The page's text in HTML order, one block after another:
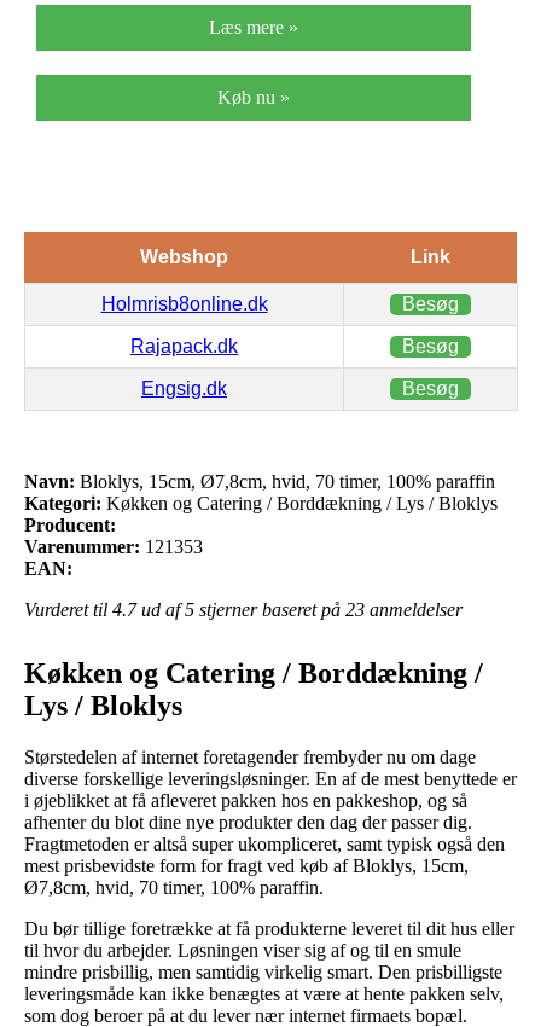
Læs mere »
Køb nu »
Webshop Link
Holmrisb8online.dk Besøg
Rajapack.dk Besøg
Engsig.dk Besøg
Navn: Bloklys, 15cm, Ø7,8cm, hvid, 70 timer, 100% paraffin
Kategori: Køkken og Catering / Borddækning / Lys / Bloklys
Producent:
Varenummer: 121353
EAN:
Vurderet til 4.7ud af 5 stjerner baseret på 23 anmeldelser
Køkken og Catering / Borddækning /
Lys / Bloklys
Størstedelen af internet foretagender frembyder nu om dage
diverse forskellige leveringsløsninger. En af de mest benyttede er
i øjeblikket at få afleveret pakken hos en pakkeshop, og så
afhenter du blot dine nye produkter den dag der passer dig.
Fragtmetoden er altså super ukompliceret, samt typisk også den
mest prisbevidste form for fragt ved køb af Bloklys, 15cm,
Ø7,8cm, hvid, 70 timer, 100% paraffin.
Du bør tillige foretrække at få produkterne leveret til dit hus eller
til hvor du arbejder. Løsningen viser sig af og til en smule
mindre prisbillig, men samtidig virkelig smart. Den prisbilligste
leveringsmåde kan ikke benægtes at være at hente pakken selv,
som dog beroer på at du lever nær internet firmaets bopæl.